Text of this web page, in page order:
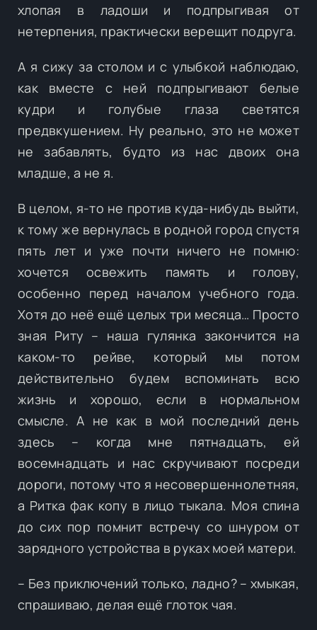
хлопая в ладоши и подпрыгивая от
нетерпения, практически верещит подруга.
А я сижу за столом и с улыбкой наблюдаю,
как вместе с ней подпрыгивают белые
кудри и голубые глаза светятся
предвкушением. Ну реально, это не может
не забавлять, будто из нас двоих она
младше, а не я.
В целом, я-то не против куда-нибудь выйти,
к тому же вернулась в родной город спустя
пять лет и уже почти ничего не помню:
хочется освежить память и голову,
особенно перед началом учебного года.
Хотя до неё ещё целых три месяца… Просто
зная Риту – наша гулянка закончится на
каком-то рейве, который мы потом
действительно будем вспоминать всю
жизнь и хорошо, если в нормальном
смысле. А не как в мой последний день
здесь – когда мне пятнадцать, ей
восемнадцать и нас скручивают посреди
дороги, потому что я несовершеннолетняя,
а Ритка фак копу в лицо тыкала. Моя спина
до сих пор помнит встречу со шнуром от
зарядного устройства в руках моей матери.
– Без приключений только, ладно? – хмыкая,
спрашиваю, делая ещё глоток чая.